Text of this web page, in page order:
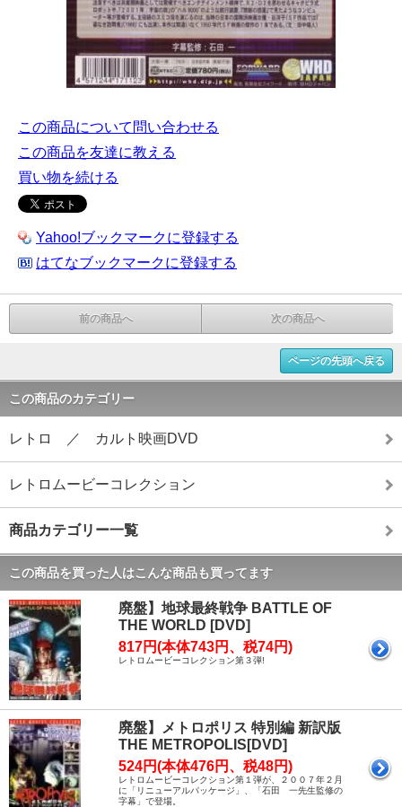
この商品について問い合わせる
この商品を友達に教える
買い物を続ける
Yahoo!ブックマークに登録する
はてなブックマークに登録する
前の商品へ 次の商品へ
ページの先頭へ戻る
この商品のカテゴリー
レトロ ／ カルト映画DVD
レトロムービーコレクション
商品カテゴリー一覧
この商品を買った人はこんな商品も買ってます
廃盤】地球最終戦争 BATTLE OF
THE WORLD [DVD]
817円(本体743円、税74円)
レトロムービーコレクション第３弾!
廃盤】メトロポリス 特別編 新訳版
THE METROPOLIS[DVD]
524円(本体476円、税48円)
レトロムービーコレクション第１弾が、２００７年２月
に「リニューアルパッケージ」、「石田 一先生監修の
字幕」で登場。